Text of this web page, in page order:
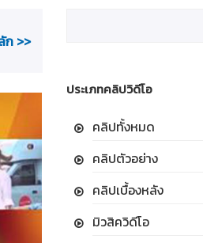
ก >>
ประเภทคลิปวิดีโอ
คลิปทั้งหมด
คลิปตัวอย่าง
คลิปเบื้องหลัง
มิวสิควิดีโอ